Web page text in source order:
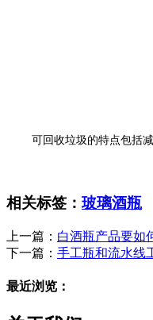
可回收垃圾的特点包括
相关标签： 玻璃酒瓶
上一篇： 白酒瓶产品要如
下一篇： 手工瓶和流水线
最近浏览：